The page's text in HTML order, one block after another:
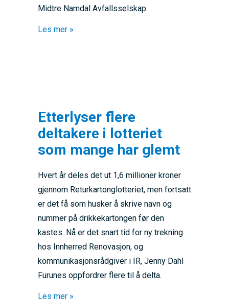
Midtre Namdal Avfallsselskap.
Les mer »
Etterlyser flere
deltakere i lotteriet
som mange har glemt
Hvert år deles det ut 1,6 millioner kroner
gjennom Returkartonglotteriet, men fortsatt
er det få som husker å skrive navn og
nummer på drikkekartongen før den
kastes. Nå er det snart tid for ny trekning
hos Innherred Renovasjon, og
kommunikasjonsrådgiver i IR, Jenny Dahl
Furunes oppfordrer flere til å delta.
Les mer »